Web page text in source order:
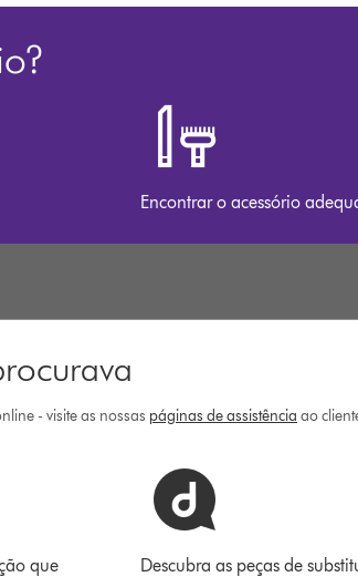
Encontrar o acessório
- visite as nossas páginas de assistência ao
que
Descubra as peças de